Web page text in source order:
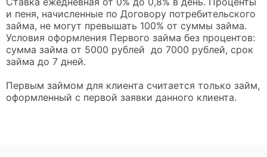
и пеня, начисленные по Договору потребительского
займа, не могут превышать 100% от суммы займа.
Условия оформления Первого займа без процентов:
сумма займа от 5000 рублей до 7000 рублей, срок
займа до 7 дней.
Первым займом для клиента считается только займ,
оформленный с первой заявки данного клиента.